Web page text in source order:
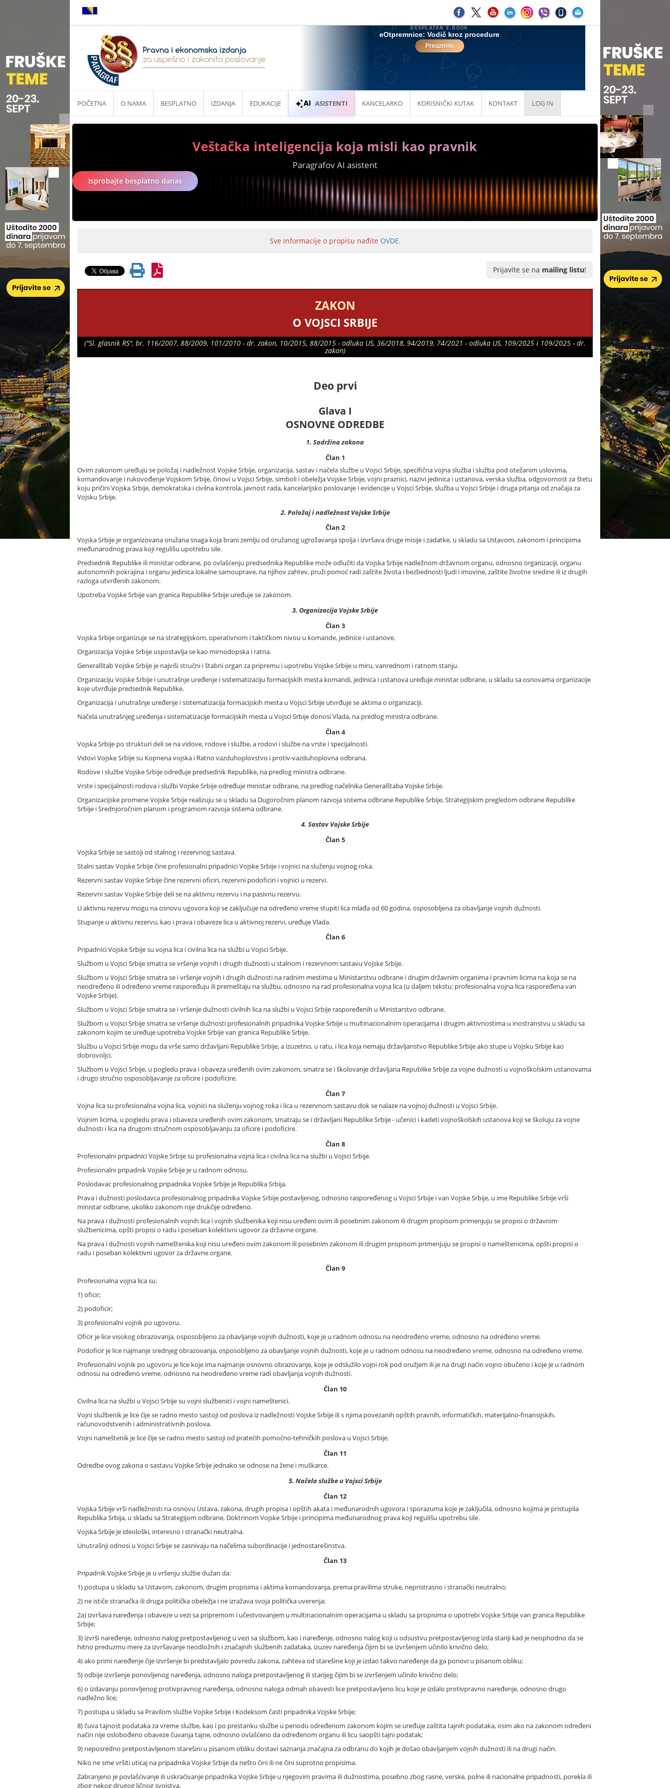
POČETNA O NAMA BESPLATNO IZDANJA EDUKACIJE ASISTENTI KANCELARKO KORISNIČKI KUTAK KONTAKT LOG IN
Veštačka inteligencija koja misli kao pravnik
Paragrafov AI asistent
Isprobajte besplatno danas
Sve informacije o propisu nađite OVDE.
Prijavite se na mailing listu!
ZAKON
O VOJSCI SRBIJE
("Sl. glasnik RS", br. 116/2007, 88/2009, 101/2010 - dr. zakon, 10/2015, 88/2015 - odluka US, 36/2018, 94/2019, 74/2021 - odluka US, 109/2025 i 109/2025 - dr.
zakon)
Deo prvi
Glava I
OSNOVNE ODREDBE
1. Sadržina zakona
Član 1
Ovim zakonom uređuju se položaj i nadležnost Vojske Srbije, organizacija, sastav i načela službe u Vojsci Srbije, specifična vojna služba i služba pod otežanim uslovima,
komandovanje i rukovođenje Vojskom Srbije, činovi u Vojsci Srbije, simboli i obeležja Vojske Srbije, vojni praznici, nazivi jedinica i ustanova, verska služba, odgovornost za štetu
koju pričini Vojska Srbije, demokratska i civilna kontrola, javnost rada, kancelarijsko poslovanje i evidencije u Vojsci Srbije, služba u Vojsci Srbije i druga pitanja od značaja za
Vojsku Srbije.
2. Položaj i nadležnost Vojske Srbije
Član 2
Vojska Srbije je organizovana oružana snaga koja brani zemlju od oružanog ugrožavanja spolja i izvršava druge misije i zadatke, u skladu sa Ustavom, zakonom i principima
međunarodnog prava koji regulišu upotrebu sile.
Predsednik Republike ili ministar odbrane, po ovlašćenju predsednika Republike može odlučiti da Vojska Srbije nadležnom državnom organu, odnosno organizaciji, organu
autonomnih pokrajina i organu jedinica lokalne samouprave, na njihov zahtev, pruži pomoć radi zaštite života i bezbednosti ljudi i imovine, zaštite životne sredine ili iz drugih
razloga utvrđenih zakonom.
Upotreba Vojske Srbije van granica Republike Srbije uređuje se zakonom.
3. Organizacija Vojske Srbije
Član 3
Vojska Srbije organizuje se na strategijskom, operativnom i taktičkom nivou u komande, jedinice i ustanove.
Organizacija Vojske Srbije uspostavlja se kao mirnodopska i ratna.
Generalštab Vojske Srbije je najviši stručni i štabni organ za pripremu i upotrebu Vojske Srbije u miru, vanrednom i ratnom stanju.
Organizaciju Vojske Srbije i unutrašnje uređenje i sistematizaciju formacijskih mesta komandi, jedinica i ustanova uređuje ministar odbrane, u skladu sa osnovama organizacije
koje utvrđuje predsednik Republike.
Organizacija i unutrašnje uređenje i sistematizacija formacijskih mesta u Vojsci Srbije utvrđuje se aktima o organizaciji.
Načela unutrašnjeg uređenja i sistematizacije formacijskih mesta u Vojsci Srbije donosi Vlada, na predlog ministra odbrane.
Član 4
Vojska Srbije po strukturi deli se na vidove, rodove i službe, a rodovi i službe na vrste i specijalnosti.
Vidovi Vojske Srbije su Kopnena vojska i Ratno vazduhoplovstvo i protiv-vazduhoplovna odbrana.
Rodove i službe Vojske Srbije određuje predsednik Republike, na predlog ministra odbrane.
Vrste i specijalnosti rodova i službi Vojske Srbije određuje ministar odbrane, na predlog načelnika Generalštaba Vojske Srbije.
Organizacijske promene Vojske Srbije realizuju se u skladu sa Dugoročnim planom razvoja sistema odbrane Republike Srbije, Strategijskim pregledom odbrane Republike
Srbije i Srednjoročnim planom i programom razvoja sistema odbrane.
4. Sastav Vojske Srbije
Član 5
Vojska Srbije se sastoji od stalnog i rezervnog sastava.
Stalni sastav Vojske Srbije čine profesionalni pripadnici Vojske Srbije i vojnici na služenju vojnog roka.
Rezervni sastav Vojske Srbije čine rezervni oficiri, rezervni podoficiri i vojnici u rezervi.
Rezervni sastav Vojske Srbije deli se na aktivnu rezervu i na pasivnu rezervu.
U aktivnu rezervu mogu na osnovu ugovora koji se zaključuje na određeno vreme stupiti lica mlađa od 60 godina, osposobljena za obavljanje vojnih dužnosti.
Stupanje u aktivnu rezervu, kao i prava i obaveze lica u aktivnoj rezervi, uređuje Vlada.
Član 6
Pripadnici Vojske Srbije su vojna lica i civilna lica na službi u Vojsci Srbije.
Službom u Vojsci Srbije smatra se vršenje vojnih i drugih dužnosti u stalnom i rezervnom sastavu Vojske Srbije.
Službom u Vojsci Srbije smatra se i vršenje vojnih i drugih dužnosti na radnim mestima u Ministarstvu odbrane i drugim državnim organima i pravnim licima na koja se na
neodređeno ili određeno vreme raspoređuju ili premeštaju na službu, odnosno na rad profesionalna vojna lica (u daljem tekstu: profesionalna vojna lica raspoređena van
Vojske Srbije).
Službom u Vojsci Srbije smatra se i vršenje dužnosti civilnih lica na službi u Vojsci Srbije raspoređenih u Ministarstvo odbrane.
Službom u Vojsci Srbije smatra se vršenje dužnosti profesionalnih pripadnika Vojske Srbije u multinacionalnim operacijama i drugim aktivnostima u inostranstvu u skladu sa
zakonom kojim se uređuje upotreba Vojske Srbije van granica Republike Srbije.
Službu u Vojsci Srbije mogu da vrše samo državljani Republike Srbije, a izuzetno, u ratu, i lica koja nemaju državljanstvo Republike Srbije ako stupe u Vojsku Srbije kao
dobrovoljci.
Službom u Vojsci Srbije, u pogledu prava i obaveza uređenih ovim zakonom, smatra se i školovanje državljana Republike Srbije za vojne dužnosti u vojnoškolskim ustanovama
i drugo stručno osposobljavanje za oficire i podoficire.
Član 7
Vojna lica su profesionalna vojna lica, vojnici na služenju vojnog roka i lica u rezervnom sastavu dok se nalaze na vojnoj dužnosti u Vojsci Srbije.
Vojnim licima, u pogledu prava i obaveza uređenih ovim zakonom, smatraju se i državljani Republike Srbije - učenici i kadeti vojnoškolskih ustanova koji se školuju za vojne
dužnosti i lica na drugom stručnom osposobljavanju za oficire i podoficire.
Član 8
Profesionalni pripadnici Vojske Srbije su profesionalna vojna lica i civilna lica na službi u Vojsci Srbije.
Profesionalni pripadnik Vojske Srbije je u radnom odnosu.
Poslodavac profesionalnog pripadnika Vojske Srbije je Republika Srbija.
Prava i dužnosti poslodavca profesionalnog pripadnika Vojske Srbije postavljenog, odnosno raspoređenog u Vojsci Srbije i van Vojske Srbije, u ime Republike Srbije vrši
ministar odbrane, ukoliko zakonom nije drukčije određeno.
Na prava i dužnosti profesionalnih vojnih lica i vojnih službenika koji nisu uređeni ovim ili posebnim zakonom ili drugim propisom primenjuju se propisi o državnim
službenicima, opšti propisi o radu i poseban kolektivni ugovor za državne organe.
Na prava i dužnosti vojnih nameštenika koji nisu uređeni ovim zakonom ili posebnim zakonom ili drugim propisom primenjuju se propisi o nameštenicima, opšti propisi o
radu i poseban kolektivni ugovor za državne organe.
Član 9
Profesionalna vojna lica su:
1) oficir;
2) podoficir;
3) profesionalni vojnik po ugovoru.
Oficir je lice visokog obrazovanja, osposobljeno za obavljanje vojnih dužnosti, koje je u radnom odnosu na neodređeno vreme, odnosno na određeno vreme.
Podoficir je lice najmanje srednjeg obrazovanja, osposobljeno za obavljanje vojnih dužnosti, koje je u radnom odnosu na neodređeno vreme, odnosno na određeno vreme.
Profesionalni vojnik po ugovoru je lice koje ima najmanje osnovno obrazovanje, koje je odslužilo vojni rok pod oružjem ili je na drugi način vojno obučeno i koje je u radnom
odnosu na određeno vreme, odnosno na neodređeno vreme radi obavljanja vojnih dužnosti.
Član 10
Civilna lica na službi u Vojsci Srbije su vojni službenici i vojni nameštenici.
Vojni službenik je lice čije se radno mesto sastoji od poslova iz nadležnosti Vojske Srbije ili s njima povezanih opštih pravnih, informatičkih, materijalno-finansijskih,
računovodstvenih i administrativnih poslova.
Vojni nameštenik je lice čije se radno mesto sastoji od pratećih pomoćno-tehničkih poslova u Vojsci Srbije.
Član 11
Odredbe ovog zakona o sastavu Vojske Srbije jednako se odnose na žene i muškarce.
5. Načela službe u Vojsci Srbije
Član 12
Vojska Srbije vrši nadležnosti na osnovu Ustava, zakona, drugih propisa i opštih akata i međunarodnih ugovora i sporazuma koje je zaključila, odnosno kojima je pristupila
Republika Srbija, u skladu sa Strategijom odbrane, Doktrinom Vojske Srbije i principima međunarodnog prava koji regulišu upotrebu sile.
Vojska Srbije je ideološki, interesno i stranački neutralna.
Unutrašnji odnosi u Vojsci Srbije se zasnivaju na načelima subordinacije i jednostarešinstva.
Član 13
Pripadnik Vojske Srbije je u vršenju službe dužan da:
1) postupa u skladu sa Ustavom, zakonom, drugim propisima i aktima komandovanja, prema pravilima struke, nepristrasno i stranački neutralno;
2) ne ističe stranačka ili druga politička obeležja i ne izražava svoja politička uverenja;
2a) izvršava naređenja i obaveze u vezi sa pripremom i učestvovanjem u multinacionalnim operacijama u skladu sa propisima o upotrebi Vojske Srbije van granica Republike
Srbije;
3) izvrši naređenje, odnosno nalog pretpostavljenog u vezi sa službom, kao i naređenje, odnosno nalog koji u odsustvu pretpostavljenog izda stariji kad je neophodno da se
hitno preduzmu mere za izvršavanje neodložnih i značajnih službenih zadataka, izuzev naređenja čijim bi se izvršenjem učinilo krivično delo;
4) ako primi naređenje čije izvršenje bi predstavljalo povredu zakona, zahteva od starešine koji je izdao takvo naređenje da ga ponovi u pisanom obliku;
5) odbije izvršenje ponovljenog naređenja, odnosno naloga pretpostavljenog ili starijeg čijim bi se izvršenjem učinilo krivično delo;
6) o izdavanju ponovljenog protivpravnog naređenja, odnosno naloga odmah obavesti lice pretpostavljeno licu koje je izdalo protivpravno naređenje, odnosno drugo
nadležno lice;
7) postupa u skladu sa Pravilom službe Vojske Srbije i Kodeksom časti pripadnika Vojske Srbije;
8) čuva tajnost podataka za vreme službe, kao i po prestanku službe u periodu određenom zakonom kojim se uređuje zaštita tajnih podataka, osim ako na zakonom određeni
način nije oslobođeno obaveze čuvanja tajne, odnosno ovlašćeno da određenom organu ili licu saopšti tajni podatak;
9) neposredno pretpostavljenom starešini u pisanom obliku dostavi saznanja značajna za odbranu do kojih je došao obavljanjem vojnih dužnosti ili na drugi način.
Niko ne sme vršiti uticaj na pripadnika Vojske Srbije da nešto čini ili ne čini suprotno propisima.
Zabranjeno je povlašćivanje ili uskraćivanje pripadnika Vojske Srbije u njegovim pravima ili dužnostima, posebno zbog rasne, verske, polne ili nacionalne pripadnosti, porekla ili
zbog nekog drugog ličnog svojstva.